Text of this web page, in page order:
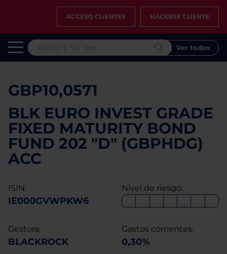
ACCESO CLIENTES HACERSE CLIENTE
Ver todos
GBP10,0571
BLK EURO INVEST GRADE
FIXED MATURITY BOND
FUND 202 "D" (GBPHDG)
ACC
ISIN:
IE000GVWPKW6
Nivel de riesgo:
Gestora:
BLACKROCK
Gastos corrientes:
0,30%